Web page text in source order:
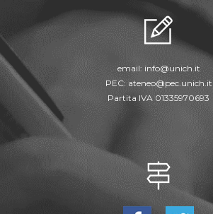
email: info@unich.it
PEC: ateneo@pec.unich.it
Partita IVA 01335970693